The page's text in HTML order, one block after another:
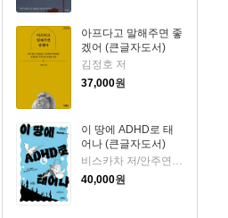
아프다고 말해주면 좋
겠어 (큰글자도서)
김정호 저
37,000원
이 땅에 ADHD로 태
어나 (큰글자도서)
비스카차 저/안주연 감수
40,000원